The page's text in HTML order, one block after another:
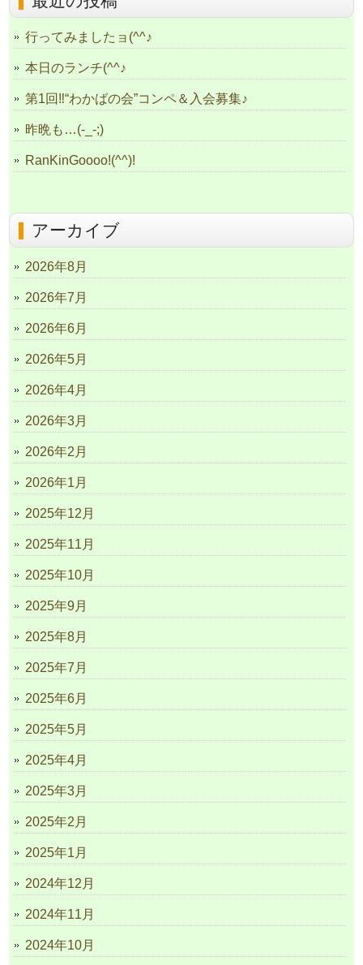
行ってみましたョ(^^♪
本日のランチ(^^♪
第1回‼“わかばの会”コンペ＆入会募集♪
昨晩も…(-_-;)
RanKinGoooo!(^^)!
アーカイブ
2026年8月
2026年7月
2026年6月
2026年5月
2026年4月
2026年3月
2026年2月
2026年1月
2025年12月
2025年11月
2025年10月
2025年9月
2025年8月
2025年7月
2025年6月
2025年5月
2025年4月
2025年3月
2025年2月
2025年1月
2024年12月
2024年11月
2024年10月